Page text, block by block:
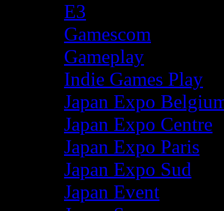
E3
Gamescom
Gameplay
Indie Games Play
Japan Expo
Japan Expo Centre
Japan Expo Paris
Japan Expo Sud
Japan Event